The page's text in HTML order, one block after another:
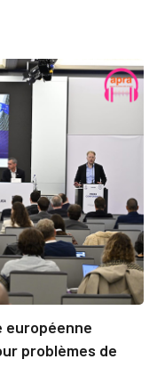
européenne
problèmes de